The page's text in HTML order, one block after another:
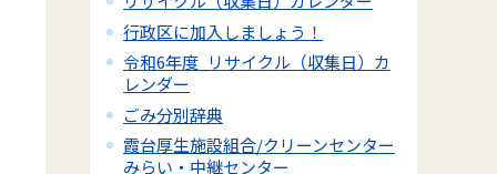
行政区に加入しましょう！
令和6年度_リサイクル（収集日）カ
レンダー
ごみ分別辞典
霞台厚生施設組合/クリーンセンター
みらい・中継センター